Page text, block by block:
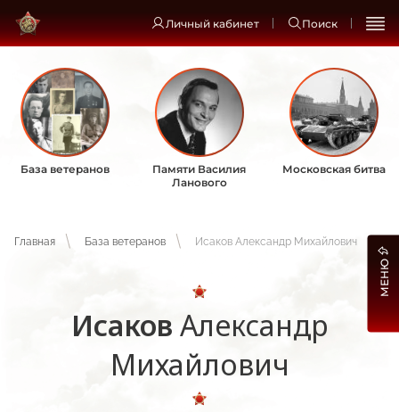
Личный кабинет Поиск
База ветеранов
Памяти Василия
Ланового
Московская битва
Главная База ветеранов Исаков Александр Михайлович
Исаков Александр
Михайлович
МЕНЮ